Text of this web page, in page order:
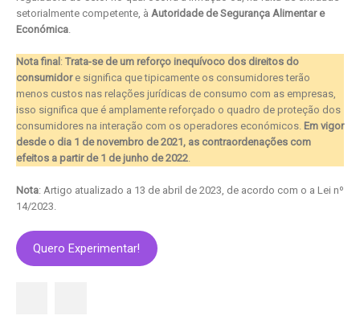
setorialmente competente, à Autoridade de Segurança Alimentar e
Económica.
Nota final : Trata-se de um reforço inequívoco dos direitos do
consumidore significa que tipicamente os consumidores terão
menos custos nas relações jurídicas de consumo com as empresas,
isso significa que é amplamente reforçado o quadro de proteção dos
consumidores na interação com os operadores económicos. Em vigor
desde o dia 1 de novembro de 2021, as contraordenações com
efeitos a partir de 1 de junho de 2022.
Nota: Artigo atualizado a 13 de abril de 2023, de acordo com o a Lei nº
14/2023.
Quero Experimentar!